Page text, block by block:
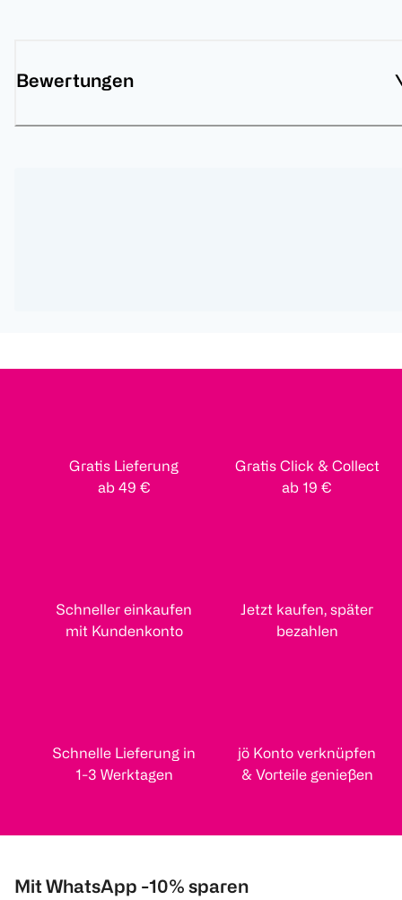
Bewertungen
Gratis Lieferung
ab 49 €
Gratis Click & Collect
ab 19 €
Schneller einkaufen
mit Kundenkonto
Jetzt kaufen, später
bezahlen
Schnelle Lieferung in
1-3 Werktagen
jö Konto verknüpfen
& Vorteile genießen
Mit WhatsApp -10% sparen